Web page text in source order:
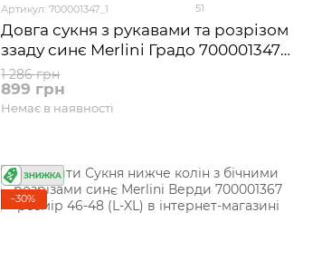
Артикул: 700001347_1 51
Довга сукня з рукавами та розрізом
ззаду синє Merlini Градо 700001347
розмір 42-44 (S-M)
1 286 грн
899 грн
Немає в наявності
−30%